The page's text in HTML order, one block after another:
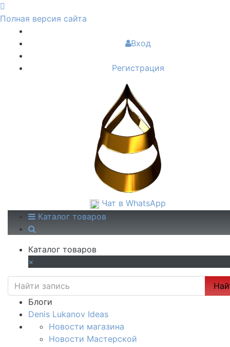
Полная версия сайта
Вход
Регистрация
Чат в WhatsApp
Каталог товаров
Каталог товаров
×
Блоги
Denis Lukanov Ideas
Новости магазина
Новости Мастерской